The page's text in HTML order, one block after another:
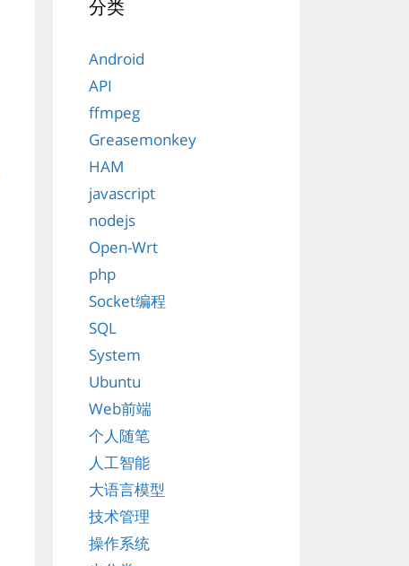
分类
Android
API
ffmpeg
Greasemonkey
HAM
javascript
nodejs
Open-Wrt
php
Socket编程
SQL
System
Ubuntu
Web前端
个人随笔
人工智能
大语言模型
技术管理
操作系统